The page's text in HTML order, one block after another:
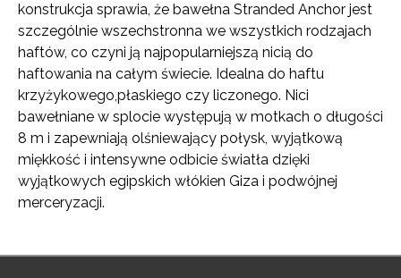
konstrukcja sprawia, że ​​bawełna Stranded Anchor jest
szczególnie wszechstronna we wszystkich rodzajach
haftów, co czyni ją najpopularniejszą nicią do
haftowania na całym świecie. Idealna do haftu
krzyżykowego,płaskiego czy liczonego. Nici
bawełniane w splocie występują w motkach o długości
8 m i zapewniają olśniewający połysk, wyjątkową
miękkość i intensywne odbicie światła dzięki
wyjątkowych egipskich włókien Giza i podwójnej
merceryzacji.